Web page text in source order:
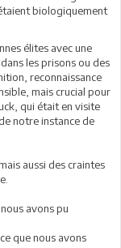
biologiquement
élites avec une
les prisons ou des
reconnaissance
mais crucial pour
qui était en visite
notre instance de
aussi des craintes
avons pu
que nous avons